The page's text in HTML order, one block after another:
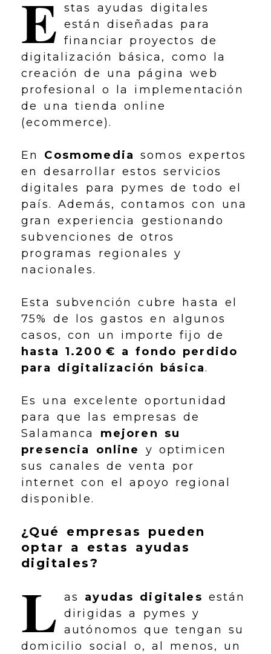
E stas ayudas digitales
están diseñadas para
financiar proyectos de
digitalización básica, como la
creación de una página web
profesional o la implementación
de una tienda online
(ecommerce).
En Cosmomedia somos expertos
en desarrollar estos servicios
digitales para pymes de todo el
país. Además, contamos con una
gran experiencia gestionando
subvenciones de otros
programas regionales y
nacionales.
Esta subvención cubre hasta el
75% de los gastos en algunos
casos, con un importe fijo de
hasta 1.200 € a fondo perdido
para digitalización básica.
Es una excelente oportunidad
para que las empresas de
Salamanca mejoren su
presencia online
y optimicen
sus canales de venta por
internet con el apoyo regional
disponible.
¿Qué empresas pueden
optar a estas ayudas
digitales?
L as ayudas digitales están
dirigidas a pymes y
autónomos que tengan su
domicilio social o, al menos, un